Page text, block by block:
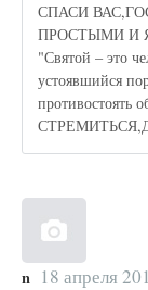
СПАСИ
ПРОСТЫМИ И
"Святой – это
устоявшийся
n 18 апреля